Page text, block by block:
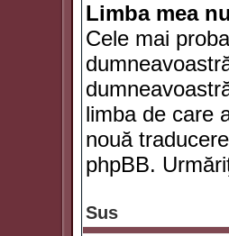
Limba mea
Cele mai
limba de care
nouă
phpBB.
Sus